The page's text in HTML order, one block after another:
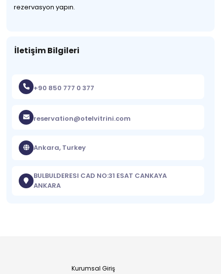
rezervasyon yapın.
İletişim Bilgileri
+90 850 777 0 377
reservation@otelvitrini.com
Ankara, Turkey
BULBULDERESI CAD NO:31 ESAT CANKAYA
ANKARA
Kurumsal Giriş